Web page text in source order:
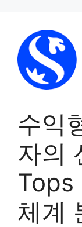
수익
자의
Tops
체계